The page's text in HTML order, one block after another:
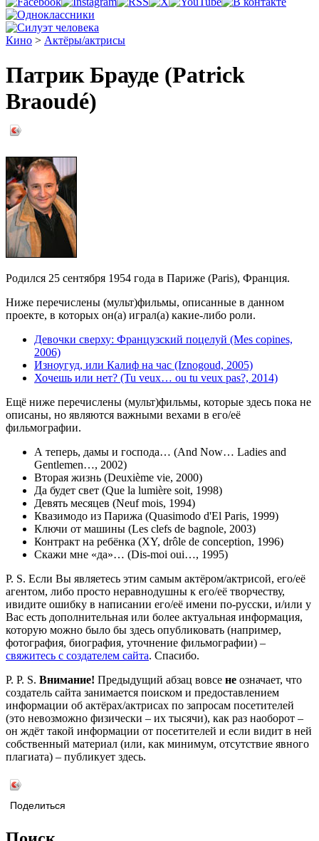
Кино > Актёры/актрисы
Патрик Брауде (Patrick
Braoudé)
Родился 25 сентября 1954 года в Париже (Paris), Франция.
Ниже перечислены (мульт)фильмы, описанные в данном
проекте, в которых он(а) играл(а) какие-либо роли.
Девочки сверху: Французский поцелуй (Mes copines,
2006)
Изноугуд, или Калиф на час (Iznogoud, 2005)
Хочешь или нет? (Tu veux… ou tu veux pas?, 2014)
Ещё ниже перечислены (мульт)фильмы, которые здесь пока не
описаны, но являются важными вехами в его/её
фильмографии.
А теперь, дамы и господа… (And Now… Ladies and
Gentlemen…, 2002)
Вторая жизнь (Deuxième vie, 2000)
Да будет свет (Que la lumière soit, 1998)
Девять месяцев (Neuf mois, 1994)
Квазимодо из Парижа (Quasimodo d'El Paris, 1999)
Ключи от машины (Les clefs de bagnole, 2003)
Контракт на ребёнка (XY, drôle de conception, 1996)
Скажи мне «да»… (Dis-moi oui…, 1995)
P. S. Если Вы являетесь этим самым актёром/актрисой, его/её
агентом, либо просто неравнодушны к его/её творчеству,
ивидите ошибку в написании его/её имени по-русски, и/или у
Вас есть дополнительная или более актуальная информация,
которую можно было бы здесь опубликовать (например,
фотография, биография, уточнение фильмографии) –
свяжитесь с создателем сайта. Спасибо.
P. P. S. Внимание! Предыдущий абзац вовсе не означает, что
создатель сайта занимается поиском и предоставлением
информации об актёрах/актрисах по запросам посетителей
(это невозможно физически – их тысячи), как раз наоборот –
он ждёт такой информации от посетителей и если видит в ней
собственный материал (или, как минимум, отсутствие явного
плагиата) – публикует здесь.
Поделиться